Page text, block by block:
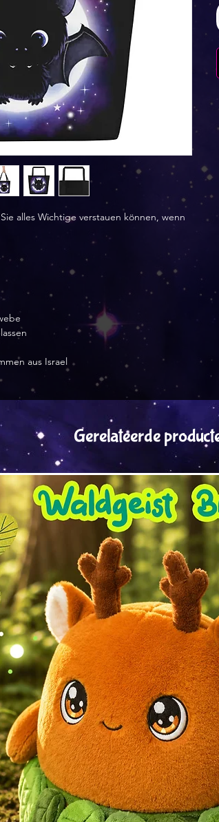
alles Wichtige verstauen können, wenn
aus Israel
Gerelateerde